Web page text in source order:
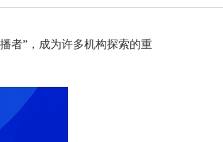
者”，成为许多机构探索的重